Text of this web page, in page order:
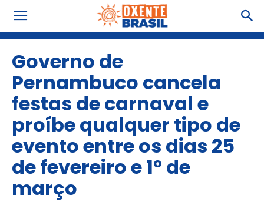
Governo de
Pernambuco cancela
festas de carnaval e
proíbe qualquer tipo de
evento entre os dias 25
de fevereiro e 1º de
março